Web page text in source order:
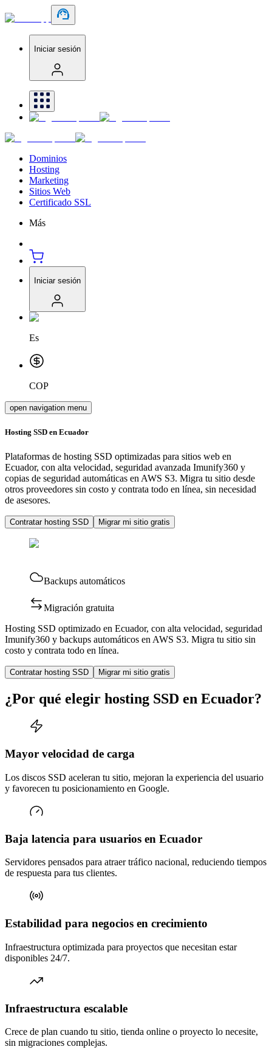
Iniciar sesión
Dominios
Hosting
Marketing
Sitios Web
Certificado SSL
Más
Iniciar sesión
Es
COP
open navigation menu
Hosting SSD en Ecuador
Plataformas de hosting SSD optimizadas para sitios web en
Ecuador, con alta velocidad, seguridad avanzada Imunify360 y
copias de seguridad automáticas en AWS S3. Migra tu sitio desde
otros proveedores sin costo y contrata todo en línea, sin necesidad
de asesores.
Contratar hosting SSD Migrar mi sitio gratis
Backups automáticos
Migración gratuita
Hosting SSD optimizado en Ecuador, con alta velocidad, seguridad
Imunify360 y backups automáticos en AWS S3. Migra tu sitio sin
costo y contrata todo en línea.
Contratar hosting SSD Migrar mi sitio gratis
¿Por qué elegir hosting SSD en Ecuador?
Mayor velocidad de carga
Los discos SSD aceleran tu sitio, mejoran la experiencia del usuario
y favorecen tu posicionamiento en Google.
Baja latencia para usuarios en Ecuador
Servidores pensados para atraer tráfico nacional, reduciendo tiempos
de respuesta para tus clientes.
Estabilidad para negocios en crecimiento
Infraestructura optimizada para proyectos que necesitan estar
disponibles 24/7.
Infraestructura escalable
Crece de plan cuando tu sitio, tienda online o proyecto lo necesite,
sin migraciones complejas.